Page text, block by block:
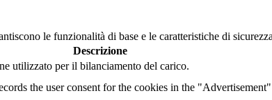
le funzionalità di base e le caratteristiche di
Descrizione
utilizzato per il bilanciamento del carico.
the user consent for the cookies in the